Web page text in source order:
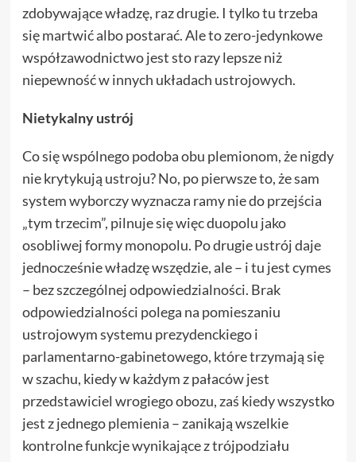
zdobywające władzę, raz drugie. I tylko tu trzeba
się martwić albo postarać. Ale to zero-jedynkowe
współzawodnictwo jest sto razy lepsze niż
niepewność w innych układach ustrojowych.
Nietykalny ustrój
Co się wspólnego podoba obu plemionom, że nigdy
nie krytykują ustroju? No, po pierwsze to, że sam
system wyborczy wyznacza ramy nie do przejścia
„tym trzecim”, pilnuje się więc duopolu jako
osobliwej formy monopolu. Po drugie ustrój daje
jednocześnie władzę wszędzie, ale – i tu jest cymes
– bez szczególnej odpowiedzialności. Brak
odpowiedzialności polega na pomieszaniu
ustrojowym systemu prezydenckiego i
parlamentarno-gabinetowego, które trzymają się
w szachu, kiedy w każdym z pałaców jest
przedstawiciel wrogiego obozu, zaś kiedy wszystko
jest z jednego plemienia – zanikają wszelkie
kontrolne funkcje wynikające z trójpodziału